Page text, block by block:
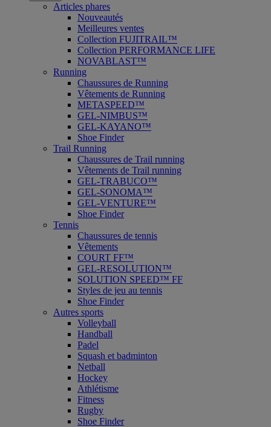
Articles phares
Nouveautés
Meilleures ventes
Collection FUJITRAIL™
Collection PERFORMANCE LIFE
NOVABLAST™
Running
Chaussures de Running
Vêtements de Running
METASPEED™
GEL-NIMBUS™
GEL-KAYANO™
Shoe Finder
Trail Running
Chaussures de Trail running
Vêtements de Trail running
GEL-TRABUCO™
GEL-SONOMA™
GEL-VENTURE™
Shoe Finder
Tennis
Chaussures de tennis
Vêtements
COURT FF™
GEL-RESOLUTION™
SOLUTION SPEED™ FF
Styles de jeu au tennis
Shoe Finder
Autres sports
Volleyball
Handball
Padel
Squash et badminton
Netball
Hockey
Athlétisme
Fitness
Rugby
Shoe Finder